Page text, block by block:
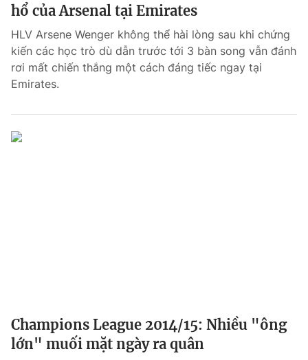
® Cấm sao chép dưới mọi hình thức nếu không có sự chấp
hổ của Arsenal tại Emirates
HLV Arsene Wenger không thể hài lòng sau khi chứng
kiến các học trò dù dẫn trước tới 3 bàn song vẫn đánh
rơi mất chiến thắng một cách đáng tiếc ngay tại
Emirates.
Champions League 2014/15: Nhiều "ông
lớn" muối mặt ngày ra quân